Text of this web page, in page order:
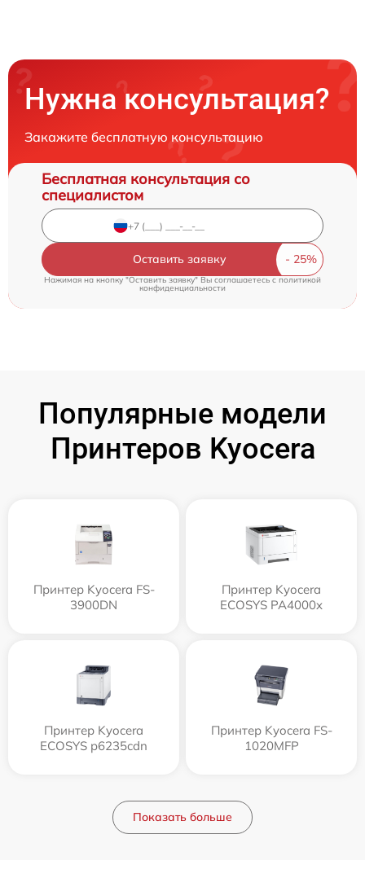
Нужна консультация?
Закажите бесплатную консультацию
Бесплатная консультация со
специалистом
Оставить заявку
Нажимая на кнопку "Оставить заявку" Вы соглашаетесь cполитикой
конфиденциальности
Популярные модели
Принтеров Kyocera
Принтер Kyocera FS-
3900DN
Принтер Kyocera
ECOSYS PA4000x
Принтер Kyocera
ECOSYS p6235cdn
Принтер Kyocera FS-
1020MFP
Показать больше